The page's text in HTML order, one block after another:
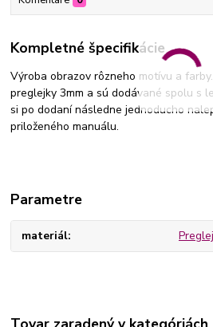
Kompletné špecifikácie
Výroba obrazov rôzneho motívu a
preglejky 3mm a sú dodávané spolu s
si po dodaní následne jednoducho
priloženého manuálu.
Parametre
materiál